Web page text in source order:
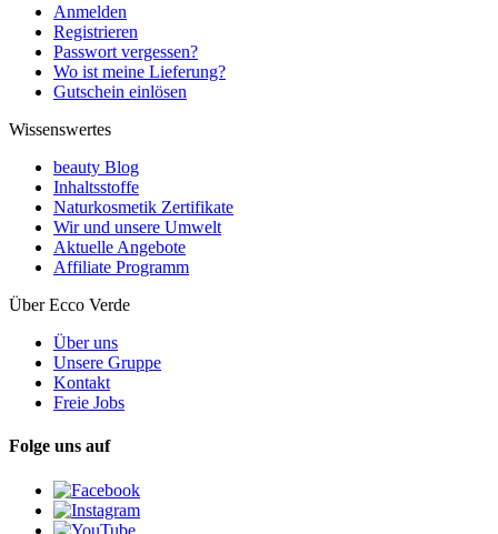
Anmelden
Registrieren
Passwort vergessen?
Wo ist meine Lieferung?
Gutschein einlösen
Wissenswertes
beauty Blog
Inhaltsstoffe
Naturkosmetik Zertifikate
Wir und unsere Umwelt
Aktuelle Angebote
Affiliate Programm
Über Ecco Verde
Über uns
Unsere Gruppe
Kontakt
Freie Jobs
Folge uns auf